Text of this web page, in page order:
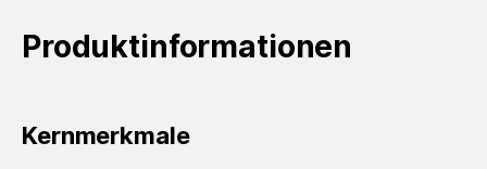
Produktinformationen
Kernmerkmale